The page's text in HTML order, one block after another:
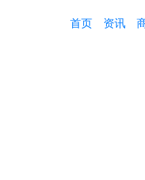
首页 资讯